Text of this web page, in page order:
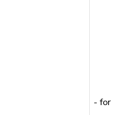
- for